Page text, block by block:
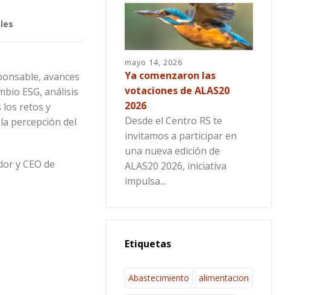
avances
ESG, análisis
los retos y
percepción del
y CEO de
mayo 14, 2026
Ya comenzaron las
votaciones de ALAS20
2026
Desde el Centro RS te
invitamos a participar en
una nueva edición de
ALAS20 2026, iniciativa
impulsa...
Etiquetas
Abastecimiento alimentacion